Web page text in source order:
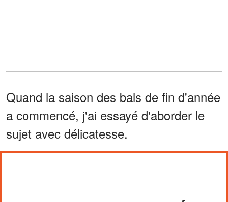
Quand la saison des bals de fin d'année
a commencé, j'ai essayé d'aborder le
sujet avec délicatesse.